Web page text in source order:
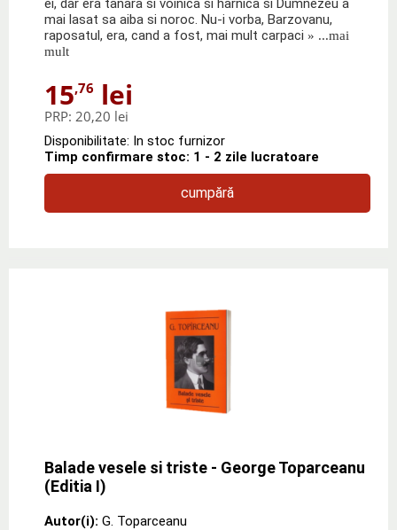
mai lasat sa aiba si noroc. Nu-i vorba, Barzovanu,
raposatul, era, cand a fost, mai mult carpaci » ...mai
mult
15,76 lei
PRP: 20,20 lei
Disponibilitate: In stoc furnizor
Timp confirmare stoc: 1 - 2 zile lucratoare
cumpără
Balade vesele si triste - George Toparceanu
(Editia I)
Autor(i): G. Toparceanu